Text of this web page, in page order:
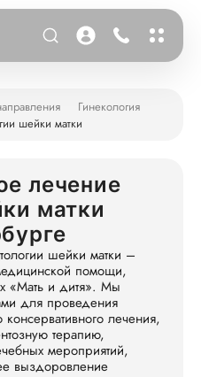
Гинекология
шейки матки
лечение
матки
шейки матки –
помощи,
«Мать и дитя». Мы
для проведения
лечения,
терапию,
мероприятий,
выздоровление